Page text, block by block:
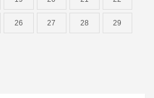
26 27 28 29